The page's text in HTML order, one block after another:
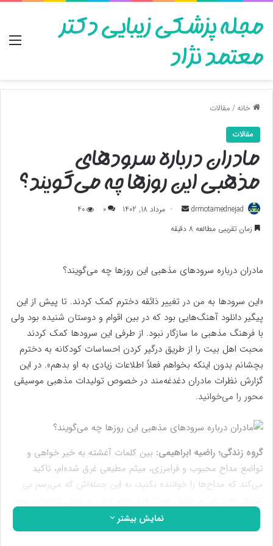
مجله پزشکی زیبایی دکتر
معتمد نژاد
خانه/مقالات
مقالات
مادران درباره سرودهای
مذهبی این روزها چه می‌گویند؟
drmotamednejad
ارسال
به
مرداد 18, 1402 0
40
زمان تقریبی مطالعه 8 دقیقه
مادران درباره سرودهای مذهبی این روزها چه می‌گویند؟
«این سرودها به من در تغییر ذائقه‌ دخترم کمک کردند. تا پیش از این
پیگیر دانلود آهنگ‌هایی بود که در بین اقوام و دوستان شنیده بود ولی
با فرهنگ مذهبی ما سازگار نبود. از طرفی این سرودها کمک کردند
محبت اهل بیت را از طریق درگیر کردن احساسات کودکانه به دخترم
بچشانم بدون اینکه بخواهم فعلاً اطلاعات زیادی به او بدهم». در این
گزارش نظرات مادران دغدغه‌مند در خصوص تولیدات مذهبی موسیقی
محور را می‌خوانید.
گروه زندگی؛ راضیه ابراهیمی: بین کلمات آغشته به خیر خواهی و
تواضع مداح محبوب و فرامرزی، میثم مطیعی غرق شده‌ام، تاکید
می‌کند که مداح‌ها را خواننده نکنید، به این جمله‌اش که می‌رسم بی
می‌گفت: «به حال و هوای دهه کرامت پارسال که فکر می‌کنم می‌بینم
اصلاً قابل مقایسه با حال و هوای امسال دخترم نبود، سرودهایی که
نمایش بیشتر